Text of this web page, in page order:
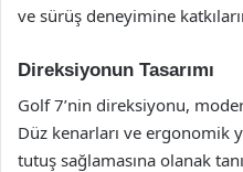
ve sürüş deneyimine
Direksiyonun Tasarımı
Golf 7’nin direksiyonu,
Düz kenarları ve ergonomik
tutuş sağlamasına olanak